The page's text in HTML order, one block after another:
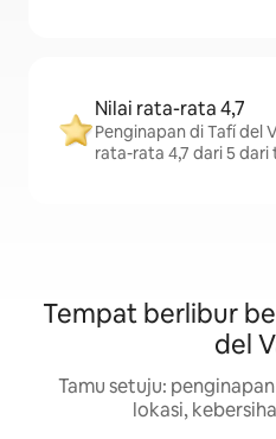
Nilai rata-rata 4,7
Penginapan di Tafí del
rata-rata 4,7 dari 5 dari
Tempat berlibur
del
Tamu setuju:
lokasi,